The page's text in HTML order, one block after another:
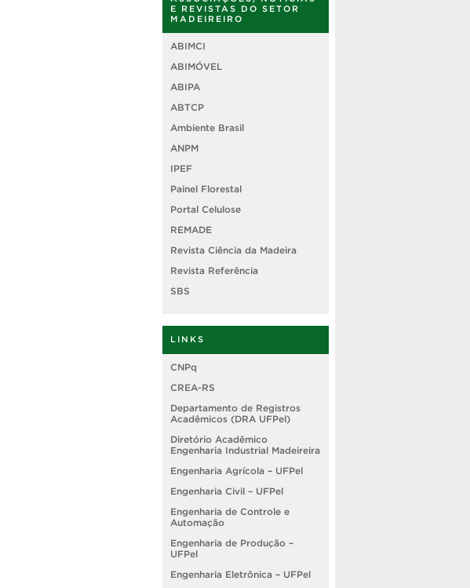
E REVISTAS DO SETOR
MADEIREIRO
ABIMCI
ABIMÓVEL
ABIPA
ABTCP
Ambiente Brasil
ANPM
IPEF
Painel Florestal
Portal Celulose
REMADE
Revista Ciência da Madeira
Revista Referência
SBS
LINKS
CNPq
CREA-RS
Departamento de Registros
Acadêmicos (DRA UFPel)
Diretório Acadêmico
Engenharia Industrial Madeireira
Engenharia Agrícola – UFPel
Engenharia Civil – UFPel
Engenharia de Controle e
Automação
Engenharia de Produção –
UFPel
Engenharia Eletrônica – UFPel